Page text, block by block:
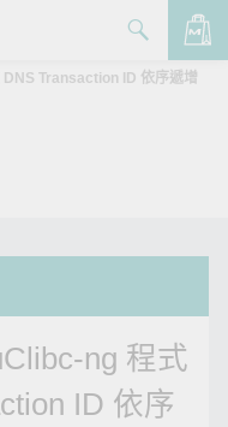
Transaction ID 依序遞增
ng 程式
ID 依序